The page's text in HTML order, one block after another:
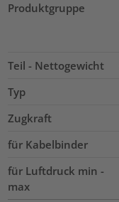
Produktgruppe
Teil - Nettogewicht
Typ
Zugkraft
für Kabelbinder
für Luftdruck min -
max